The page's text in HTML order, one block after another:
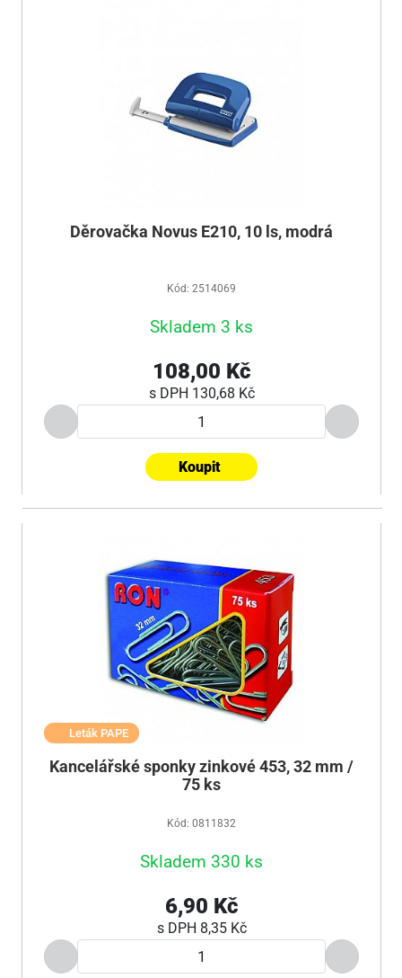
Děrovačka Novus E210, 10 ls, modrá
Kód: 2514069
Skladem 3 ks
108,00 Kč
s DPH 130,68 Kč
Koupit
Leták PAPE
Kancelářské sponky zinkové 453, 32 mm /
75 ks
Kód: 0811832
Skladem 330 ks
6,90 Kč
s DPH 8,35 Kč